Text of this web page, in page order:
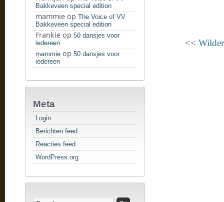
Bakkeveen special edition
mammie op The Voice of VV
Bakkeveen special edition
Frankie op 50 dansjes voor
iedereen
mammie op 50 dansjes voor
iedereen
Meta
Login
Berichten feed
Reacties feed
WordPress.org
<<